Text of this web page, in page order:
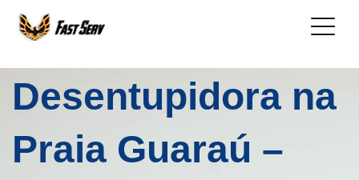
Desentupidora na
Praia Guaraú –